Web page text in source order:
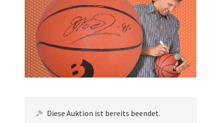
Diese Auktion ist bereits beendet.